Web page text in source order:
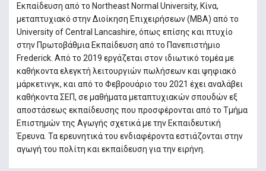
Εκπαίδευση από το Northeast Normal University, Κίνα,
μεταπτυχιακό στην Διοίκηση Επιχειρήσεων (MBA) από το
University of Central Lancashire, όπως επίσης και πτυχίο
στην Πρωτοβάθμια Εκπαίδευση από το Πανεπιστήμιο
Frederick. Από το 2019 εργάζεται στον ιδιωτικό τομέα με
καθήκοντα ελεγκτή λειτουργιών πωλήσεων και ψηφιακό
μάρκετινγκ, και από το Φεβρουάριο του 2021 έχει αναλάβει
καθήκοντα ΣΕΠ, σε μαθήματα μεταπτυχιακών σπουδών εξ
αποστάσεως εκπαίδευσης που προσφέρονται από το Τμήμα
Επιστημών της Αγωγής σχετικά με την Εκπαιδευτική
Έρευνα. Τα ερευνητικά του ενδιαφέροντα εστιάζονται στην
αγωγή του πολίτη και εκπαίδευση για την ειρήνη.